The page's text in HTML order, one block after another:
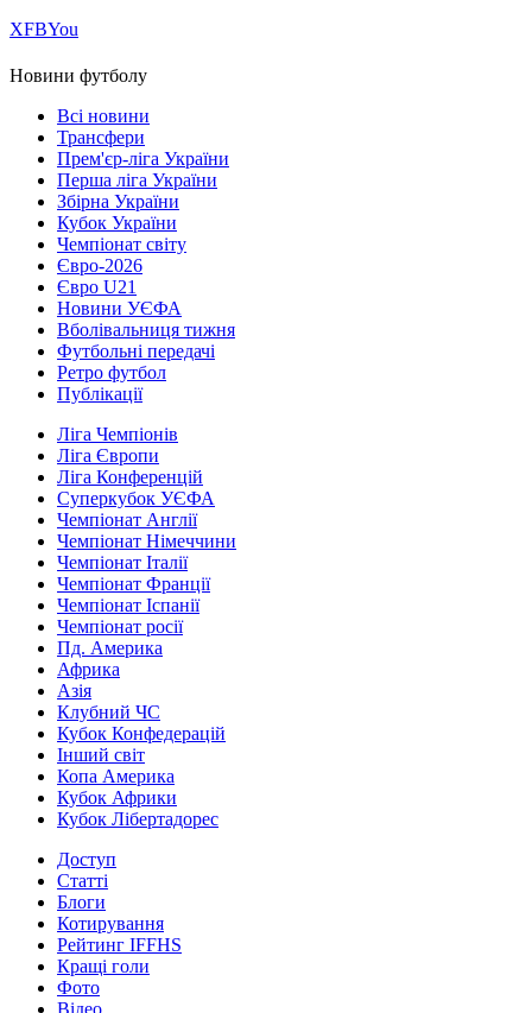
ХFBYou
Новини футболу
Всі новини
Трансфери
Прем'єр-ліга України
Перша ліга України
Збірна України
Кубок України
Чемпіонат світу
Євро-2026
Євро U21
Новини УЄФА
Вболівальниця тижня
Футбольні передачі
Ретро футбол
Публікації
Ліга Чемпіонів
Ліга Європи
Ліга Конференцій
Суперкубок УЄФА
Чемпіонат Англії
Чемпіонат Німеччини
Чемпіонат Італії
Чемпіонат Франції
Чемпіонат Іспанії
Чемпіонат росії
Пд. Америка
Африка
Азія
Клубний ЧС
Кубок Конфедерацій
Інший світ
Копа Америка
Кубок Африки
Кубок Лібертадорес
Доступ
Статті
Блоги
Котирування
Рейтинг IFFHS
Кращі голи
Фото